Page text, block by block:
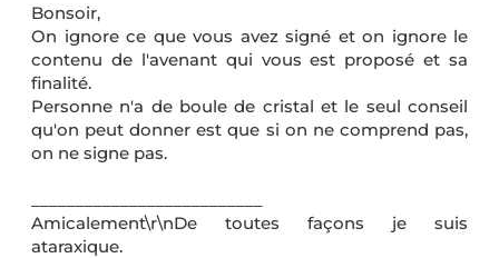
Bonsoir,
On ignore ce que vous avez signé et on ignore le
contenu de l'avenant qui vous est proposé et sa
finalité.
Personne n'a de boule de cristal et le seul conseil
qu'on peut donner est que si on ne comprend pas,
on ne signe pas.
Amicalement\r\nDe toutes façons je suis
ataraxique.